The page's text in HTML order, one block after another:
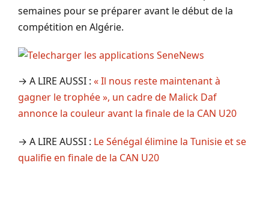
semaines pour se préparer avant le début de la
compétition en Algérie.
→ A LIRE AUSSI : « Il nous reste maintenant à
gagner le trophée », un cadre de Malick Daf
annonce la couleur avant la finale de la CAN U20
→ A LIRE AUSSI : Le Sénégal élimine la Tunisie et se
qualifie en finale de la CAN U20